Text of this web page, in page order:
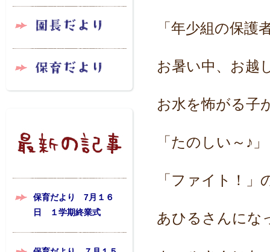
保育だより 7月１６
日 １学期終業式
「年少組の保護
お暑い中、お越
お水を怖がる子
「たのしい～♪
「ファイト！
あひるさんにな